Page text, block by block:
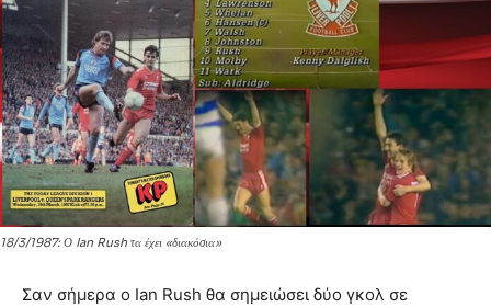
18/3/1987: Ο Ian Rush τα έχει «διακόσια»
Σαν σήμερα ο Ian Rush θα σημειώσει δύο γκολ σε